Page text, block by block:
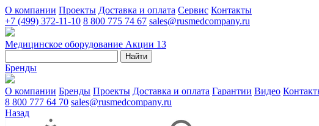
О компании Проекты Доставка и оплата Сервис Контакты
+7 (499) 372-11-10 8 800 775 74 67 sales@rusmedcompany.ru
Медицинское оборудование Акции 13
Найти
Бренды
О компании Бренды Проекты Доставка и оплата Гарантии Видео
8 800 777 64 70 sales@rusmedcompany.ru
Назад